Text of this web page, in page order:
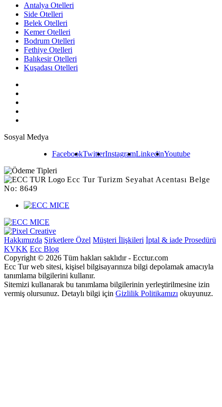
Antalya Otelleri
Side Otelleri
Belek Otelleri
Kemer Otelleri
Bodrum Otelleri
Fethiye Otelleri
Balıkesir Otelleri
Kuşadası Otelleri
Sosyal Medya
FacebookTwitterInstagramLinkedinYoutube
Ecc Tur Turizm Seyahat Acentası Belge
No: 8649
Hakkımızda Şirketlere Özel Müşteri İlişkileri İptal & iade Prosedürü
KVKK Ecc Blog
Copyright © 2026 Tüm hakları saklıdır - Ecctur.com
Ecc Tur web sitesi, kişisel bilgisayarınıza bilgi depolamak amacıyla
tanımlama bilgilerini kullanır.
Sitemizi kullanarak bu tanımlama bilgilerinin yerleştirilmesine izin
vermiş olursunuz. Detaylı bilgi için Gizlilik Politikamızı okuyunuz.